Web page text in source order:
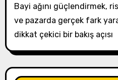
Bayi ağını güçlendirmek,
ve pazarda gerçek fark
dikkat çekici bir bakış açısı